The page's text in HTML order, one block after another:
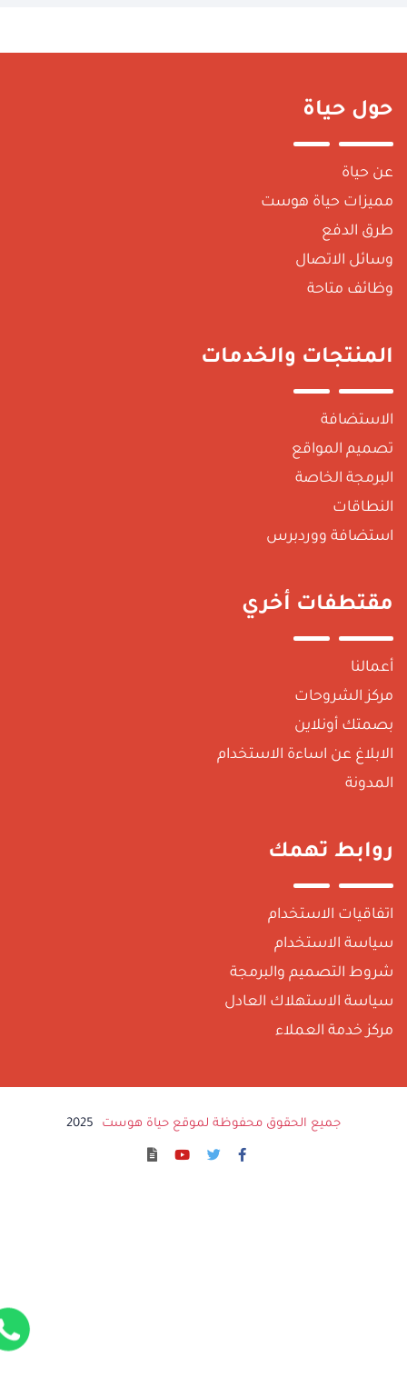
حياة
حياة
حياة هوست
الدفع
الاتصال
متاحة
والخدمات
المواقع
الخاصة
ووردبرس
أخري
الشروحات
أونلاين
عن اساءة الاستخدام
تهمك
الاستخدام
الاستخدام
التصميم والبرمجة
الاستهلاك العادل
خدمة العملاء
جميع الحقوق محفوظة لموقع حياة هوست 2025